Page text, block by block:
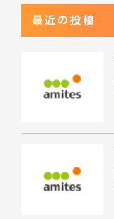
最近の投稿